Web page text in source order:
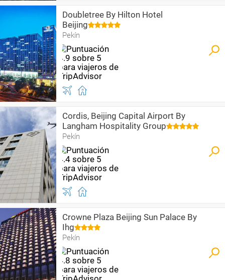
Doubletree By Hilton Hotel
Beijing
Pekín
Cordis, Beijing Capital Airport By
Langham Hospitality Group
Pekín
Crowne Plaza Beijing Sun Palace By
Ihg
Pekín